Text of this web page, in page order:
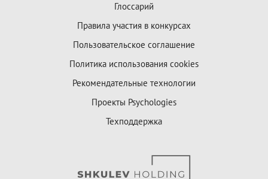
Глоссарий
Правила участия в конкурсах
Пользовательское соглашение
Политика использования cookies
Рекомендательные технологии
Проекты Psychologies
Техподдержка